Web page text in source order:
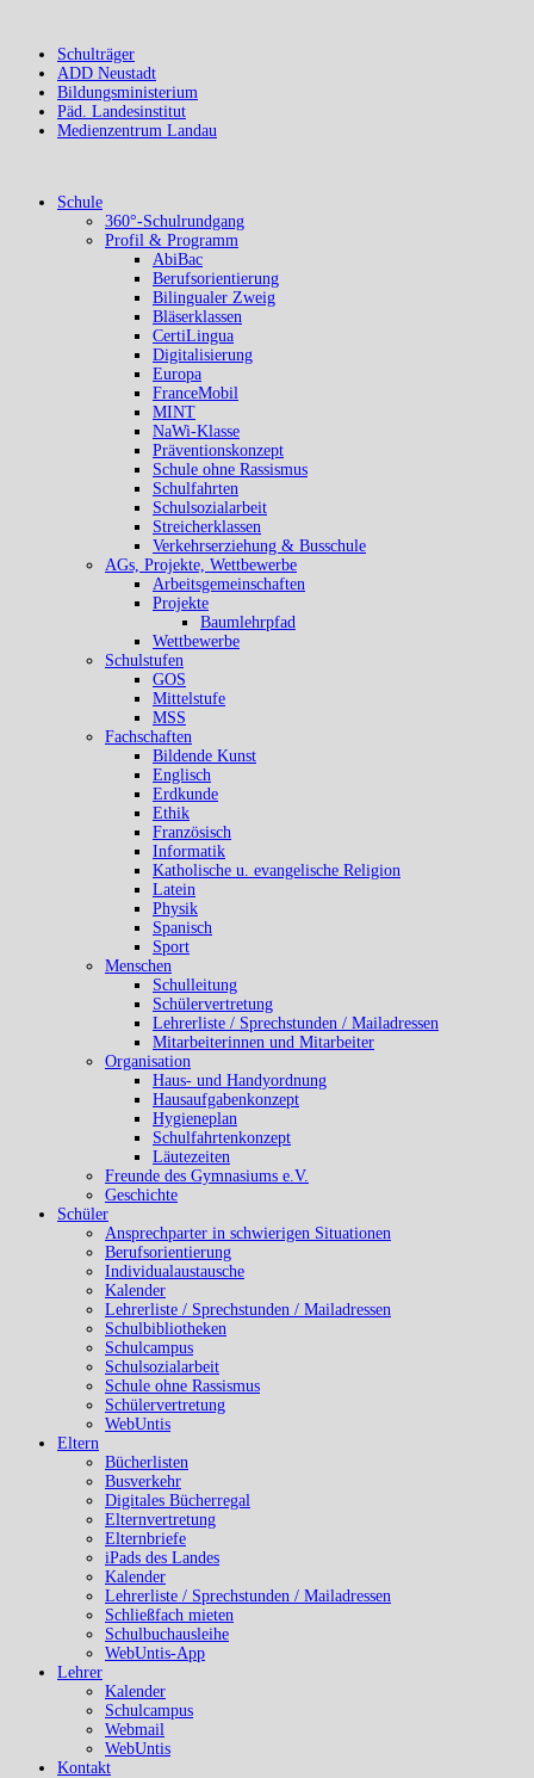
Schulträger
ADD Neustadt
Bildungsministerium
Päd. Landesinstitut
Medienzentrum Landau
Schule
360°-Schulrundgang
Profil & Programm
AbiBac
Berufsorientierung
Bilingualer Zweig
Bläserklassen
CertiLingua
Digitalisierung
Europa
FranceMobil
MINT
NaWi-Klasse
Präventionskonzept
Schule ohne Rassismus
Schulfahrten
Schulsozialarbeit
Streicherklassen
Verkehrserziehung & Busschule
AGs, Projekte, Wettbewerbe
Arbeitsgemeinschaften
Projekte
Baumlehrpfad
Wettbewerbe
Schulstufen
GOS
Mittelstufe
MSS
Fachschaften
Bildende Kunst
Englisch
Erdkunde
Ethik
Französisch
Informatik
Katholische u. evangelische Religion
Latein
Physik
Spanisch
Sport
Menschen
Schulleitung
Schülervertretung
Lehrerliste / Sprechstunden / Mailadressen
Mitarbeiterinnen und Mitarbeiter
Organisation
Haus- und Handyordnung
Hausaufgabenkonzept
Hygieneplan
Schulfahrtenkonzept
Läutezeiten
Freunde des Gymnasiums e.V.
Geschichte
Schüler
Ansprechparter in schwierigen Situationen
Berufsorientierung
Individualaustausche
Kalender
Lehrerliste / Sprechstunden / Mailadressen
Schulbibliotheken
Schulcampus
Schulsozialarbeit
Schule ohne Rassismus
Schülervertretung
WebUntis
Eltern
Bücherlisten
Busverkehr
Digitales Bücherregal
Elternvertretung
Elternbriefe
iPads des Landes
Kalender
Lehrerliste / Sprechstunden / Mailadressen
Schließfach mieten
Schulbuchausleihe
WebUntis-App
Lehrer
Kalender
Schulcampus
Webmail
WebUntis
Kontakt